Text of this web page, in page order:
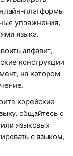
платформы
упражнения,
языка.
алфавит,
конструкции
на котором
корейские
общайтесь с
языковых
с языком,